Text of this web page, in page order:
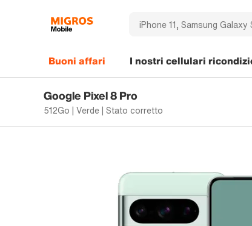
Buoni affari I nostri cellulari
Google Pixel 8 Pro
512Go | Verde | Stato corretto